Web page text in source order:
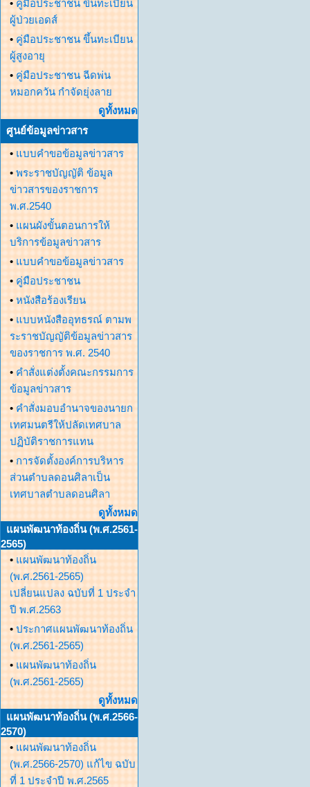
• คู่มือประชาชน ขึ้นทะเบียน
ผู้ป่วยเอดส์
• คู่มือประชาชน ขึ้นทะเบียน
ผู้สูงอายุ
• คู่มือประชาชน ฉีดพ่น
หมอกควัน กำจัดยุ่งลาย
ดูทั้งหมด
ศูนย์ข้อมูลข่าวสาร
• แบบคำขอข้อมูลข่าวสาร
• พระราชบัญญัติ ข้อมูล
ข่าวสารของราชการ
พ.ศ.2540
• แผนผังขั้นตอนการให้
บริการข้อมูลข่าวสาร
• แบบคำขอข้อมูลข่าวสาร
• คู่มือประชาชน
• หนังสือร้องเรียน
• แบบหนังสืออุทธรณ์ ตามพ
ระราชบัญญัติข้อมูลข่าวสาร
ของราชการ พ.ศ. 2540
• คำสั่งแต่งตั้งคณะกรรมการ
ข้อมูลข่าวสาร
• คำสั่งมอบอำนาจของนายก
เทศมนตรีให้ปลัดเทศบาล
ปฏิบัติราชการแทน
• การจัดตั้งองค์การบริหาร
ส่วนตำบลดอนศิลาเป็น
เทศบาลตำบลดอนศิลา
ดูทั้งหมด
แผนพัฒนาท้องถิ่น (พ.ศ.2561-
2565)
• แผนพัฒนาท้องถิ่น
(พ.ศ.2561-2565)
เปลี่ยนแปลง ฉบับที่ 1 ประจำ
ปี พ.ศ.2563
• ประกาศแผนพัฒนาท้องถิ่น
(พ.ศ.2561-2565)
• แผนพัฒนาท้องถิ่น
(พ.ศ.2561-2565)
ดูทั้งหมด
แผนพัฒนาท้องถิ่น (พ.ศ.2566-
2570)
• แผนพัฒนาท้องถิ่น
(พ.ศ.2566-2570) แก้ไข ฉบับ
ที่ 1 ประจำปี พ.ศ.2565